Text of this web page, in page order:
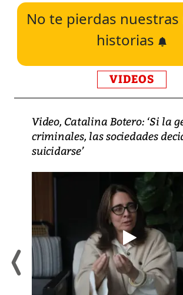
No te pierdas
historias
VIDEOS
Video, Catalina Botero: ‘Si la
criminales, las sociedades
suicidarse’